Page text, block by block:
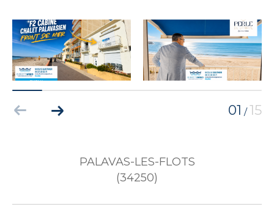
01 /15
PALAVAS-LES-FLOTS
(34250)